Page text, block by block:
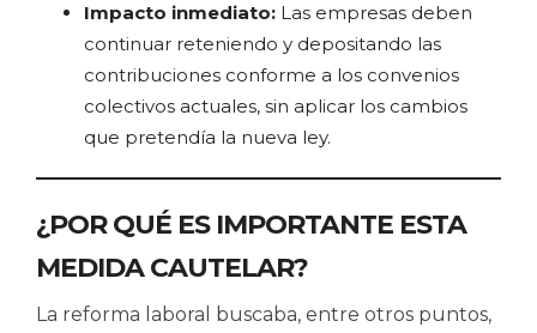
Impacto inmediato: Las empresas deben
continuar reteniendo y depositando las
contribuciones conforme a los convenios
colectivos actuales, sin aplicar los cambios
que pretendía la nueva ley.
¿POR QUÉ ES IMPORTANTE ESTA
MEDIDA CAUTELAR?
La reforma laboral buscaba, entre otros puntos,